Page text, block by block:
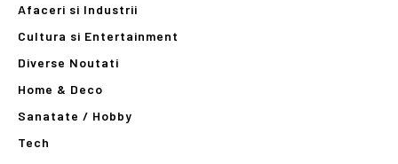
Afaceri si Industrii
Cultura si Entertainment
Diverse Noutati
Home & Deco
Sanatate / Hobby
Tech